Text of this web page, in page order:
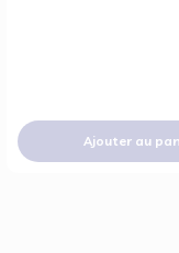
Ajouter au